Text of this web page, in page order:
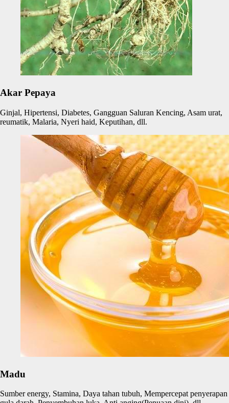
Akar Pepaya
Ginjal, Hipertensi, Diabetes, Gangguan Saluran Kencing, Asam urat,
reumatik, Malaria, Nyeri haid, Keputihan, dll.
Madu
Sumber energy, Stamina, Daya tahan tubuh, Mempercepat penyerapan